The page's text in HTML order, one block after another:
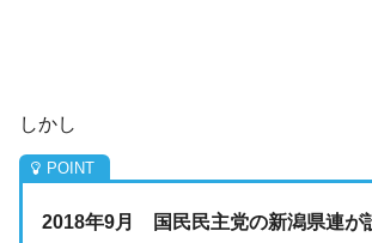
しかし
2018年9月 国民民主党の新潟県連が